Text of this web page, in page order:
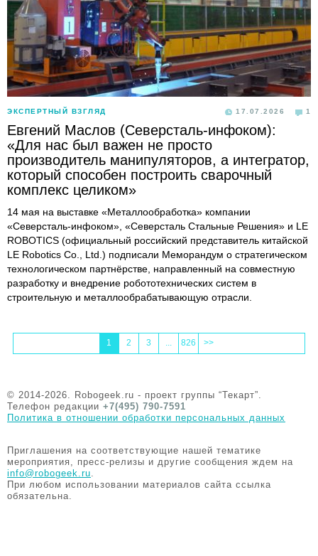
ЭКСПЕРТНЫЙ ВЗГЛЯД 17.07.2026 1
Евгений Маслов (Северсталь-инфоком):
«Для нас был важен не просто
производитель манипуляторов, а интегратор,
который способен построить сварочный
комплекс целиком»
14 мая на выставке «Металлообработка» компании
«Северсталь-инфоком», «Северсталь Стальные Решения» и LE
ROBOTICS (официальный российский представитель китайской
LE Robotics Co., Ltd.) подписали Меморандум о стратегическом
технологическом партнёрстве, направленный на совместную
разработку и внедрение робототехнических систем в
строительную и металлообрабатывающую отрасли.
1 2 3 ... 826 >>
© 2014-2026. Robogeek.ru - проект группы “Текарт”.
Телефон редакции +7(495) 790-7591
Политика в отношении обработки персональных данных
Приглашения на соответствующие нашей тематике
мероприятия, пресс-релизы и другие сообщения ждем на
info@robogeek.ru.
При любом использовании материалов сайта ссылка
обязательна.